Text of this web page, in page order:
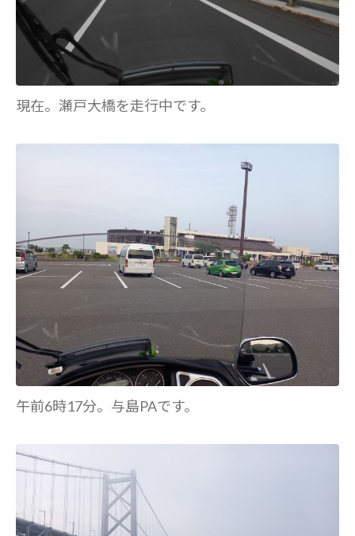
現在。瀬戸大橋を走行中です。
午前6時17分。与島PAです。